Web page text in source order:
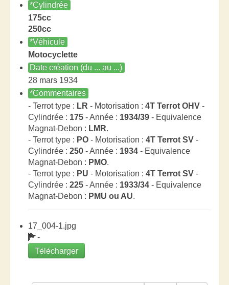
*Cylindrée
175cc
250cc
*Véhicule
Motocyclette
Date création (du ... au ...)
28 mars 1934
*Commentaires
- Terrot type : LR - Motorisation : 4T Terrot OHV -
Cylindrée : 175 - Année : 1934/39 - Equivalence
Magnat-Debon : LMR.
- Terrot type : PO - Motorisation : 4T Terrot SV -
Cylindrée : 250 - Année : 1934 - Equivalence
Magnat-Debon : PMO.
- Terrot type : PU - Motorisation : 4T Terrot SV -
Cylindrée : 225 - Année : 1933/34 - Equivalence
Magnat-Debon : PMU ou AU.
17_004-1.jpg
-
Télécharger